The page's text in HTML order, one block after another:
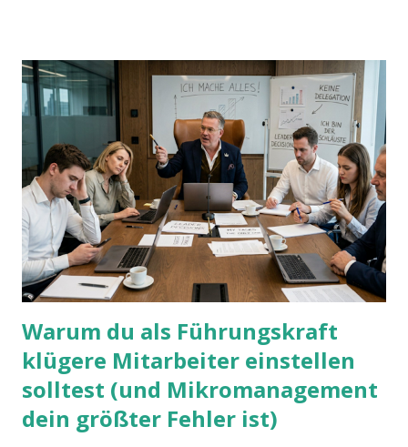
Warum du als Führungskraft
klügere Mitarbeiter einstellen
solltest (und Mikromanagement
dein größter Fehler ist)